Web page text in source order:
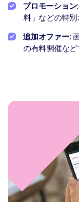
プロモーション
料」などの特別
追加オファー:
の有料開催など